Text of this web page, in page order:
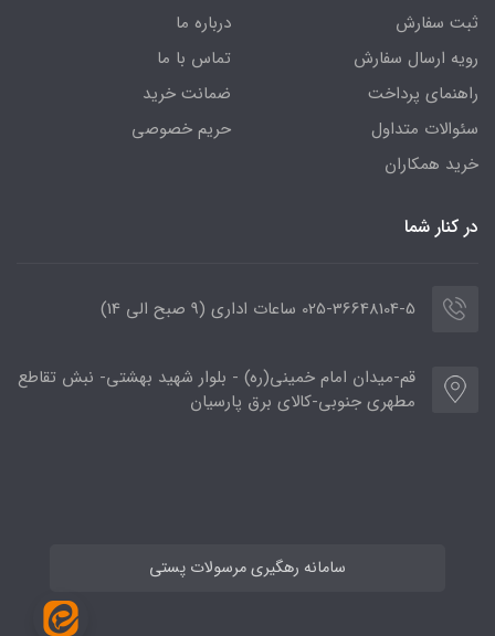
ثبت سفارش
رویه ارسال سفارش
راهنمای پرداخت
سئوالات متداول
خرید همکاران
درباره ما
تماس با ما
ضمانت خرید
حریم خصوصی
در کنار شما
025-36648104-5 ساعات اداری (9 صبح الی 14)
قم-میدان امام خمینی(ره) - بلوار شهید بهشتی- نبش تقاطع
مطهری جنوبی-کالای برق پارسیان
سامانه رهگیری مرسولات پستی